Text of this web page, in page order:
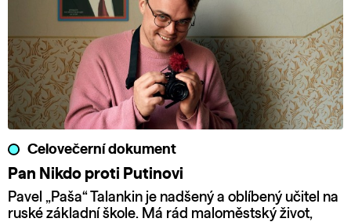
Celovečerní dokument
Pan Nikdo proti Putinovi
Pavel „Paša“ Talankin je nadšený a oblíbený učitel na
ruské základní škole. Má rád maloměstský život,